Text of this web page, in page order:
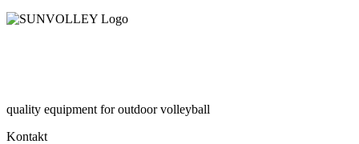
quality equipment for outdoor volleyball
Kontakt